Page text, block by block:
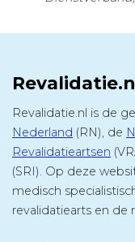
Revalidatie.nl is de
Nederland (RN), de
Revalidatieartsen
(SRI). Op deze
medisch
revalidatiearts en de